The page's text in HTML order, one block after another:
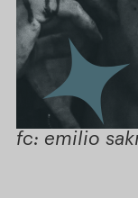
fc: emilio